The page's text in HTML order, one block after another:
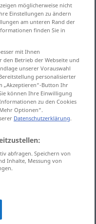
möglicherweise nicht
Einstellungen zu ändern
am unteren Rand der
finden Sie in
mit Ihnen
Betrieb der Webseite und
unserer Vorauswahl
personalisierter
„Akzeptieren“-Button Ihr
können Ihre Einwilligung
zu den Cookies
Optionen“.
Datenschutzerklärung.
abfragen. Speichern von
Inhalte, Messung von